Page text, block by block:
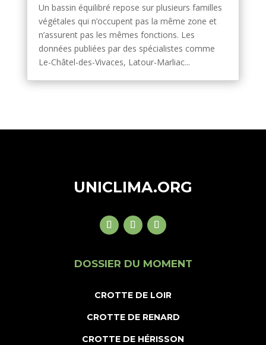
Un bassin équilibré repose sur plusieurs familles
végétales qui n’occupent pas la même zone et
n’assurent pas les mêmes fonctions. Les
données publiées par des spécialistes comme
Le-Châtel-des-Vivaces, Latour-Marliac...
UNICLIMA.ORG
DOSSIER DU MOMENT
CROTTE DE LOIR
CROTTE DE RENARD
CROTTE DE HÉRISSON